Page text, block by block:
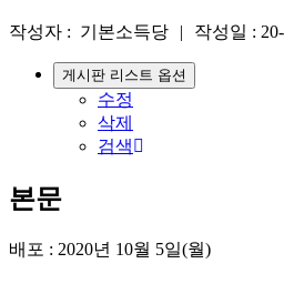
작성자 : 기본소득당 | 작성일 :
게시판 리스트 옵션
수정
삭제
검색
본문
배포 : 2020년 10월 5일(월)